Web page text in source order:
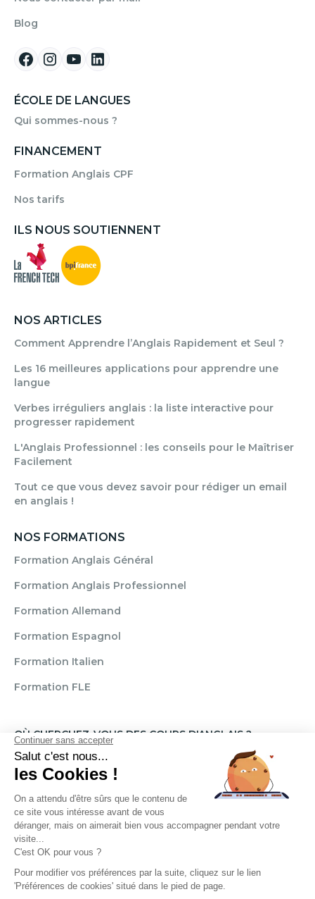
Blog
ÉCOLE DE LANGUES
Qui sommes-nous ?
FINANCEMENT
Formation Anglais CPF
Nos tarifs
ILS NOUS SOUTIENNENT
NOS ARTICLES
Comment Apprendre l’Anglais Rapidement et Seul ?
Les 16 meilleures applications pour apprendre une
langue
Verbes irréguliers anglais : la liste interactive pour
progresser rapidement
L'Anglais Professionnel : les conseils pour le Maîtriser
Facilement
Tout ce que vous devez savoir pour rédiger un email
en anglais !
NOS FORMATIONS
Formation Anglais Général
Formation Anglais Professionnel
Formation Allemand
Formation Espagnol
Formation Italien
Formation FLE
OÙ CHERCHEZ-VOUS DES COURS D'ANGLAIS ?
ParisMarseilleLille Grenoble
Angers
NarbonneRouenAix-en-Provence Montpellier
Lyon
ToulouseNiceRennesNantesBrignais
Brest
Règlement Mentions légalesCGU / CGV